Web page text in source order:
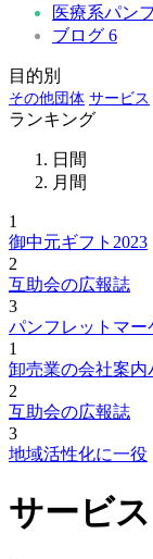
医療系パン
ブログ 6
目的別
その他団体 サービス
ランキング
日間
月間
1
御中元ギフト2023
2
互助会の広報誌
3
パンフレットマ
1
卸売業の会社案内
2
互助会の広報誌
3
地域活性化に一役
サービス